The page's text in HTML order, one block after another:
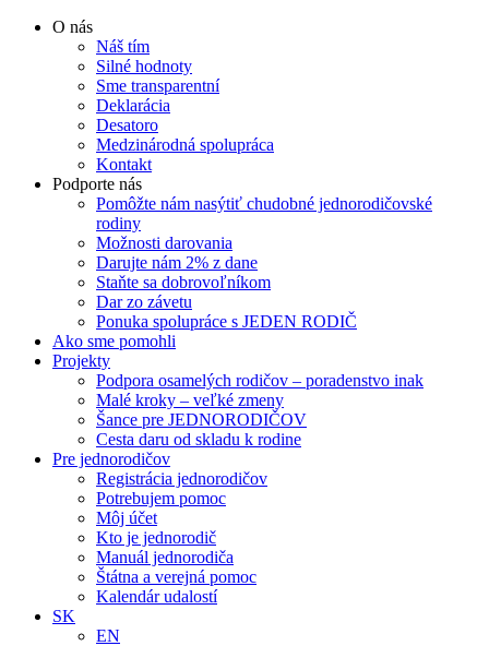
O nás
Náš tím
Silné hodnoty
Sme transparentní
Deklarácia
Desatoro
Medzinárodná spolupráca
Kontakt
Podporte nás
Pomôžte nám nasýtiť chudobné jednorodičovské
rodiny
Možnosti darovania
Darujte nám 2% z dane
Staňte sa dobrovoľníkom
Dar zo závetu
Ponuka spolupráce s JEDEN RODIČ
Ako sme pomohli
Projekty
Podpora osamelých rodičov – poradenstvo inak
Malé kroky – veľké zmeny
Šance pre JEDNORODIČOV
Cesta daru od skladu k rodine
Pre jednorodičov
Registrácia jednorodičov
Potrebujem pomoc
Môj účet
Kto je jednorodič
Manuál jednorodiča
Štátna a verejná pomoc
Kalendár udalostí
SK
EN